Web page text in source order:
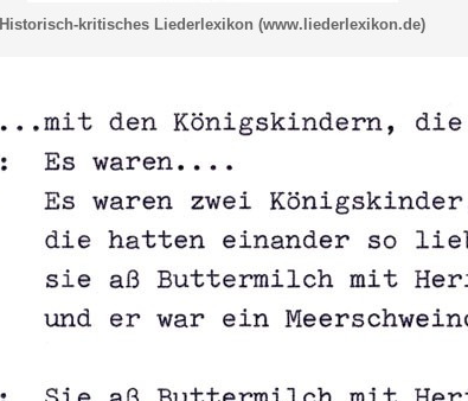
Historisch-kritisches Liederlexikon (www.liederlexikon.de)